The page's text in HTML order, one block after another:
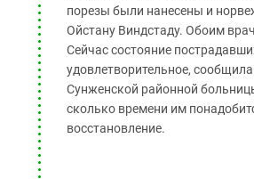
порезы были нанесены и
Ойстану Виндстаду. Обоим
Сейчас состояние
удовлетворительное,
Сунженской районной
сколько времени им
восстановление.